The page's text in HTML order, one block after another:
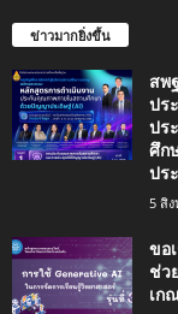
ข่าวมากยิ่งขึ้น
สพ
ปร
ปร
ศึก
ปร
5 สิ
ขอ
ช่ว
เก